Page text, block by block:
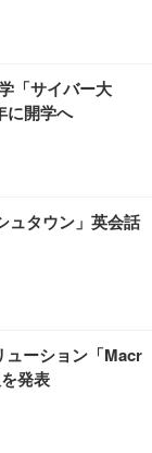
「サイバー大
に開学へ
ュタウン」英会話
ューション「Macr
発表